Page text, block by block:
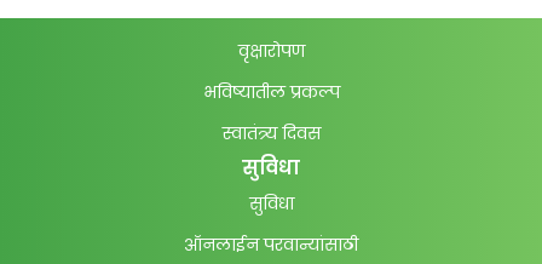
वृक्षारोपण
भविष्यातील प्रकल्प
स्वातंत्र्य दिवस
सुविधा
सुविधा
ऑनलाईन परवान्यांसाठी